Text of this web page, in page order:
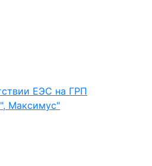
ЕЭС на ГРП
Максимус"